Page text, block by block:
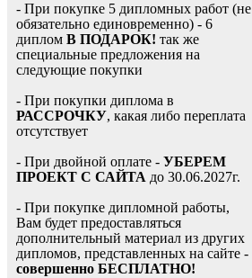
- При покупке 5 дипломных работ (не
обязательно единовременно) - 6
диплом В ПОДАРОК! так же
специальные предложения на
следующие покупки
- При покупки диплома в
РАССРОЧКУ, какая либо переплата
отсутствует
- При двойной оплате - УБЕРЕМ
ПРОЕКТ С САЙТА до 30.06.2027г.
- При покупке дипломной работы,
Вам будет предоставляться
дополнительный материал из других
дипломов, представленных на сайте -
совершенно БЕСПЛАТНО!